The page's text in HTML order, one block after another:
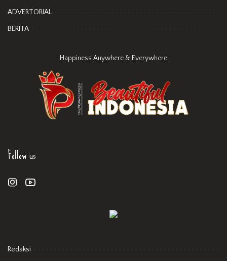
ADVERTORIAL
BERITA
Happiness Anywhere & Everywhere
Follow us
Redaksi